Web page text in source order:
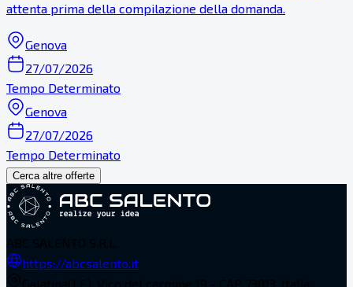
attenta prima della compilazione della domanda.
Genova
27/07/2026
Tempo Determinato
Genova
27/07/2026
Tempo Determinato
Cerca altre offerte
https://abcsalento.it